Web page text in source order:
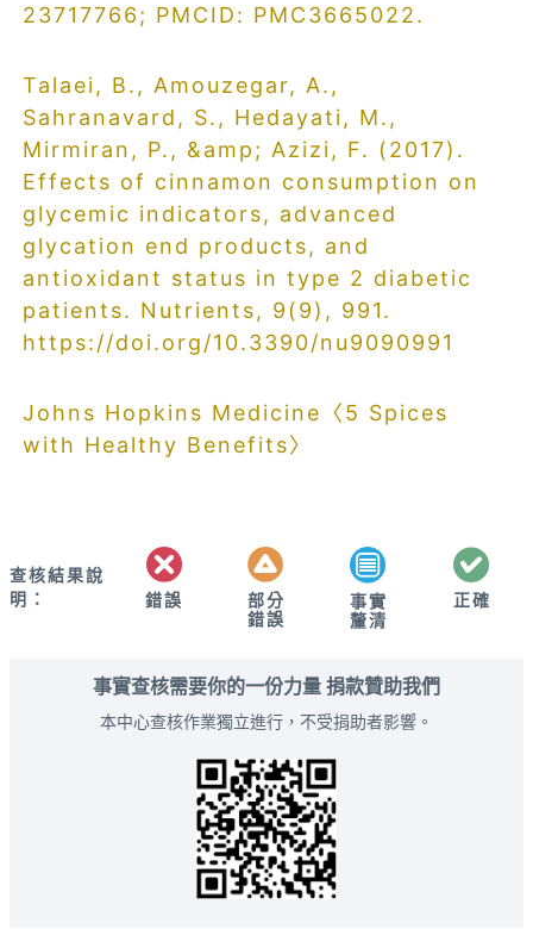
23717766; PMCID: PMC3665022.
Talaei, B., Amouzegar, A.,
Sahranavard, S., Hedayati, M.,
Mirmiran, P., &amp; Azizi, F. (2017).
Effects of cinnamon consumption on
glycemic indicators, advanced
glycation end products, and
antioxidant status in type 2 diabetic
patients. Nutrients, 9(9), 991.
https://doi.org/10.3390/nu9090991
Johns Hopkins Medicine〈5 Spices
with Healthy Benefits〉
查核結果說
明：
錯誤
部分
錯誤
事實
釐清
正確
事實查核需要你的一份力量 捐款贊助我們
本中心查核作業獨立進行，不受捐助者影響。